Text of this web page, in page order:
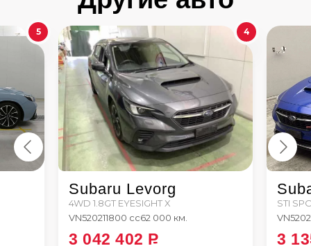
4
Subaru Levorg
4WD 1.8GT EYESIGHT X
VN520211800 сс62 000 км.
3 042 402 P
STI
VN5
3
5